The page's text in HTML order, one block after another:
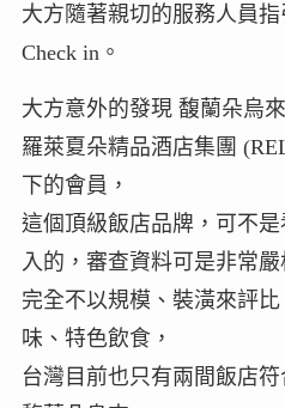
大方隨著親切的服務人員
Check in。
大方意外的發現 馥蘭朵烏
羅萊夏朵精品酒店集團
下的會員，
這個頂級飯店品牌，可不
入的，審查資料可是非常嚴
完全不以規模、裝潢來評
味、特色飲食，
台灣目前也只有兩間飯店